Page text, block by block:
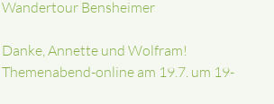
Wandertour Bensheimer
Danke, Annette und Wolfram!
Themenabend-online am 19.7. um 19-